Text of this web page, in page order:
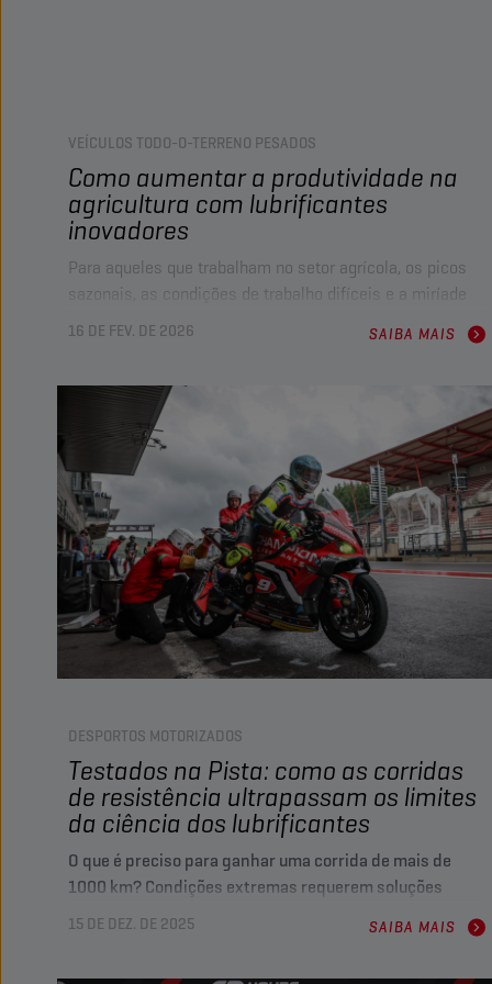
VEÍCULOS TODO-O-TERRENO PESADOS
Como aumentar a produtividade na
agricultura com lubrificantes
inovadores
Para aqueles que trabalham no setor agrícola, os picos
sazonais, as condições de trabalho difíceis e a miríade
de desafios diários são demasiado familiares. Nestes
ambientes, a seleção de lubrificantes e a manutenção
dificuldades e uma frota em boas condições e
produtividade.
16 DE FEV. DE 2026 SAIBA MAIS
DESPORTOS MOTORIZADOS
Testados na Pista: como as corridas
de resistência ultrapassam os limites
da ciência dos lubrificantes
O que é preciso para ganhar uma corrida de mais de
1000 km? Condições extremas requerem soluções
extremas, impulsionando o desenvolvimento inovador
de lubrificantes com a equipa CHAMPION-MRP-TECMAS
15 DE DEZ. DE 2025 SAIBA MAIS